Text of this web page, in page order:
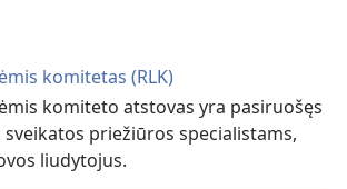
komitetas (RLK)
komiteto atstovas yra pasiruošęs
priežiūros specialistams,
liudytojus.